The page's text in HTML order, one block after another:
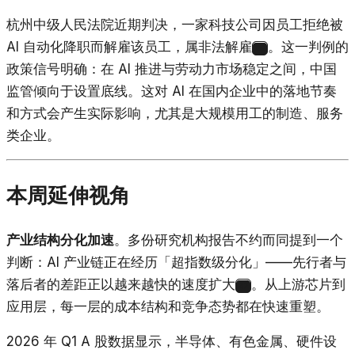
杭州中级人民法院近期判决，一家科技公司因员工拒绝被
AI 自动化降职而解雇该员工，属非法解雇
。这一判例的
政策信号明确：在 AI 推进与劳动力市场稳定之间，中国
监管倾向于设置底线。这对 AI 在国内企业中的落地节奏
和方式会产生实际影响，尤其是大规模用工的制造、服务
类企业。
本周延伸视角
产业结构分化加速。多份研究机构报告不约而同提到一个
判断：AI 产业链正在经历「超指数级分化」——先行者与
落后者的差距正以越来越快的速度扩大
。从上游芯片到
应用层，每一层的成本结构和竞争态势都在快速重塑。
2026 年 Q1 A 股数据显示，半导体、有色金属、硬件设